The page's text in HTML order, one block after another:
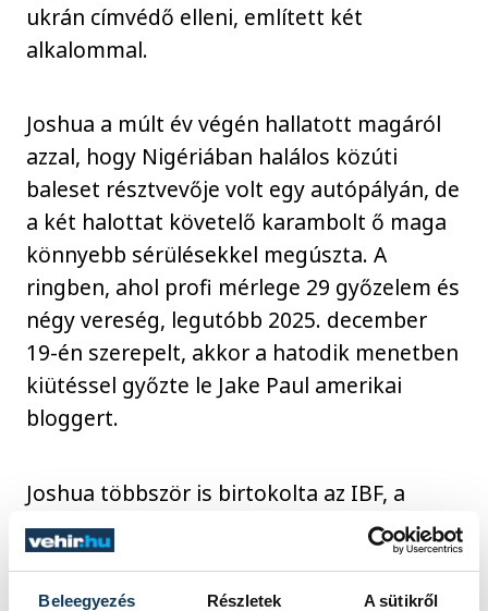
Beleegyezés Részletek A sütikről
ukrán címvédő elleni, említett két
alkalommal.
Joshua a múlt év végén hallatott magáról
azzal, hogy Nigériában halálos közúti
baleset résztvevője volt egy autópályán, de
a két halottat követelő karambolt ő maga
könnyebb sérülésekkel megúszta. A
ringben, ahol profi mérlege 29 győzelem és
négy vereség, legutóbb 2025. december
19-én szerepelt, akkor a hatodik menetben
kiütéssel győzte le Jake Paul amerikai
bloggert.
Joshua többször is birtokolta az IBF, a
WBA, a WBO és az IBO világszervezetek
öveit, két ízben őt is Uszik fosztotta meg
címeitől.